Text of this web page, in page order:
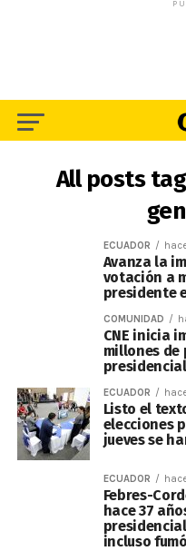
All posts
ECUADOR
Avanza la
votación a
presidente
COMUNIDAD
CNE inicia
millones de
ECUADOR
Listo el
elecciones
jueves se
ECUADOR
Febres-
hace 37
incluso